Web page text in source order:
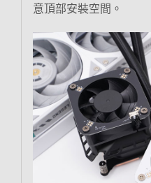
意頂部安裝空間。